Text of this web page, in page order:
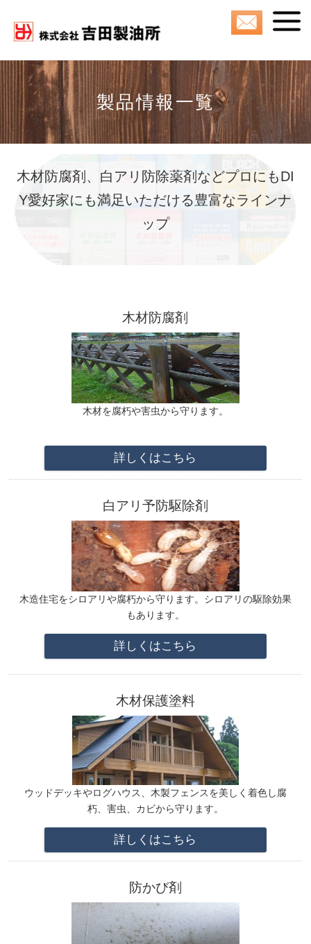
製品情報一覧
木材防腐剤、白アリ防除薬剤などプロにもDI
Y愛好家にも満足いただける豊富なラインナ
ップ
木材防腐剤
木材を腐朽や害虫から守ります。
詳しくはこちら
白アリ予防駆除剤
木造住宅をシロアリや腐朽から守ります。 シロアリの駆除効果
もあります。
詳しくはこちら
木材保護塗料
ウッドデッキやログハウス、木製フェンスを美しく着色し腐
朽、害虫、カビから守ります。
詳しくはこちら
防かび剤